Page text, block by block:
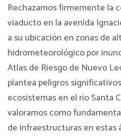
Rechazamos firmemente la
viaducto en la avenida
a su ubicación en zonas de
hidrometeorológico por
Atlas de Riesgo de Nuevo
plantea peligros
ecosistemas en el río Santa
valoramos como
de infraestructuras en estas